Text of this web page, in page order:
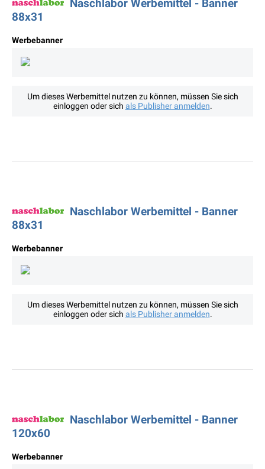
Naschlabor Werbemittel - Banner
88x31
Werbebanner
Um dieses Werbemittel nutzen zu können, müssen Sie sich
einloggen oder sich als Publisher anmelden.
Naschlabor Werbemittel - Banner
88x31
Werbebanner
Um dieses Werbemittel nutzen zu können, müssen Sie sich
einloggen oder sich als Publisher anmelden.
Naschlabor Werbemittel - Banner
120x60
Werbebanner